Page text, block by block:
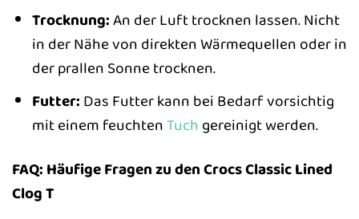
Trocknung:An der Luft trocknen lassen. Nicht
in der Nähe von direkten Wärmequellen oder in
der prallen Sonne trocknen.
Futter: Das Futter kann bei Bedarf vorsichtig
mit einem feuchtenTuch gereinigt werden.
FAQ: Häufige Fragen zu den Crocs Classic Lined
Clog T